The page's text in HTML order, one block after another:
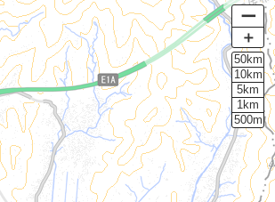
ー
＋
50km
10km
5km
1km
500m